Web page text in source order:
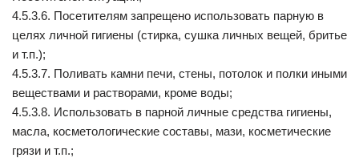
4.5.3.6. Посетителям запрещено использовать парную в
целях личной гигиены (стирка, сушка личных вещей, бритье
и т.п.);
4.5.3.7. Поливать камни печи, стены, потолок и полки иными
веществами и растворами, кроме воды;
4.5.3.8. Использовать в парной личные средства гигиены,
масла, косметологические составы, мази, косметические
грязи и т.п.;